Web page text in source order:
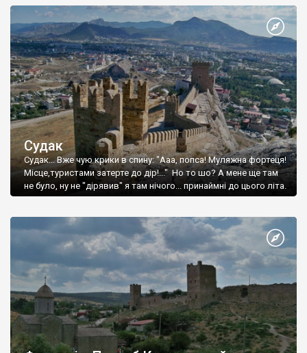
Судак
Судак... Вже чую крики в спину: "Ааа, попса! Муляжна фортеця!
Місце,туристами затерте до дір!..." Но то шо? А мене ще там
не було, ну не "дірявив" я там нічого... принаймні до цього літа.